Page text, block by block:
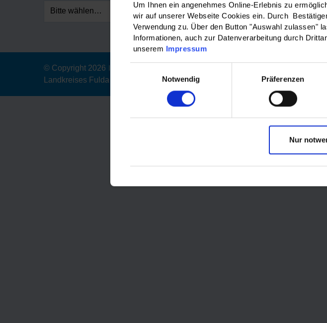
Um Ihnen ein angenehmes Online-Erlebnis zu
wir auf unserer Webseite Cookies ein. Durch
Verwendung zu. Über den Button "Auswahl zulassen"
Informationen, auch zur Datenverarbeitung durch
unserem Impressum
Notwendig
Präferenzen
Nur
Bitte wählen… Bitte wählen…
© Copyright 2026 |
Landkreises Fulda